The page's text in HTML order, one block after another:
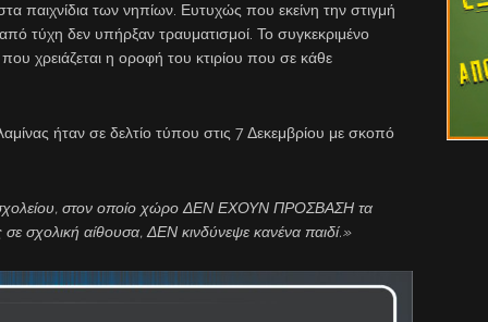
παιχνίδια των νηπίων. Ευτυχώς που εκείνη την στιγμή
τύχη δεν υπήρξαν τραυματισμοί. Το συγκεκριμένο
που χρειάζεται η οροφή του κτιρίου που σε κάθε
ήταν σε δελτίο τύπου στις 7 Δεκεμβρίου με σκοπό
στον οποίο χώρο ΔΕΝ ΕΧΟΥΝ ΠΡΟΣΒΑΣΗ τα
σχολική αίθουσα, ΔΕΝ κινδύνεψε κανένα παιδί.»